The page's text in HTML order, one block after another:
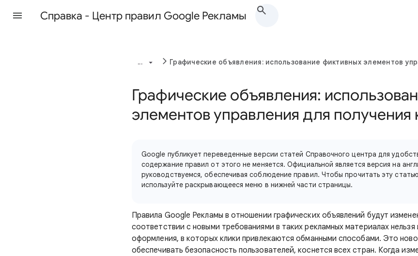
Cправка - Центр правил Google Рекламы
... Графические объявления: использование фиктивных элементов
Графические объявления:
элементов управления для получения
Google публикует переведенные версии статей Справочного центра для
содержание правил от этого не меняется. Официальной является версия на
руководствуемся, обеспечивая соблюдение правил. Чтобы прочитать эту
используйте раскрывающееся меню в нижней части страницы.
Правила Google Рекламы в отношении графических объявлений будут
соответствии с новыми требованиями в таких рекламных материалах нельзя
оформления, в которых клики привлекаются обманными способами. Это
обеспечивать безопасность пользователей, коснется всех стран. Когда